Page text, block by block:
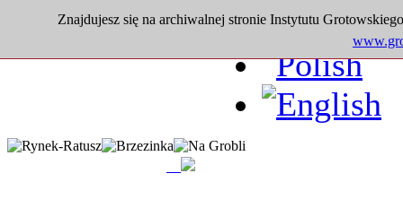
Znajdujesz się na archiwalnej stronie Instytutu